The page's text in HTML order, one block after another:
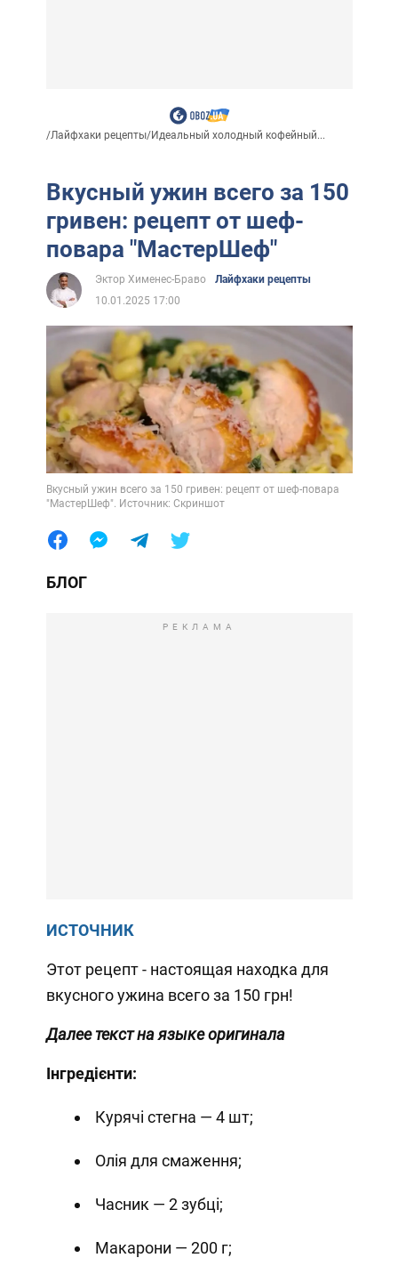
/Лайфхаки рецепты/Идеальный холодный кофейный...
Вкусный ужин всего за 150
гривен: рецепт от шеф-
повара "МастерШеф"
Эктор Хименес-Браво
Лайфхаки рецепты
10.01.2025 17:00
Вкусный ужин всего за 150 гривен: рецепт от шеф-повара
"МастерШеф". Источник: Скриншот
БЛОГ
РЕКЛАМА
ИСТОЧНИК
Этот рецепт - настоящая находка для
вкусного ужина всего за 150 грн!
Далее текст на языке оригинала
Інгредієнти:
Курячі стегна — 4 шт;
Олія для смаження;
Часник — 2 зубці;
Макарони — 200 г;